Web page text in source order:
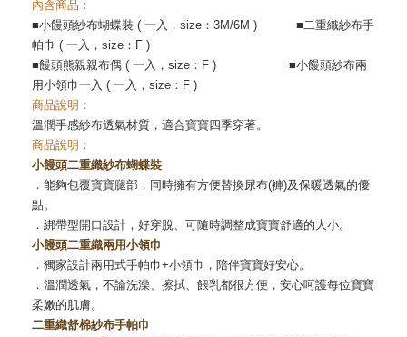
內含商品：
■小饅頭紗布蝴蝶裝 ( 一入，size：3M/6M ) ■二重織紗布手
帕巾 ( 一入，size：F )
■饅頭熊親親布偶 ( 一入，size：F ) ■小饅頭紗布兩
用小領巾一入 ( 一入，size：F )
商品說明：
溫潤手感紗布透氣材質，適合寶寶四季穿著。
商品說明：
小饅頭二重織紗布蝴蝶裝
．能夠包覆寶寶腿部，同時擁有方便替換尿布(褲)及保暖透氣的優
點。
．綁帶型開口設計，好穿脫、可隨時調整成寶寶舒適的大小。
小饅頭二重織兩用小領巾
．獨家設計兩用式手帕巾+小領巾，陪伴寶寶好安心。
．溫潤透氣，不論洗澡、擦拭、餵乳都很方便，安心呵護每位寶寶
柔嫩的肌膚。
二重織舒棉紗布手帕巾